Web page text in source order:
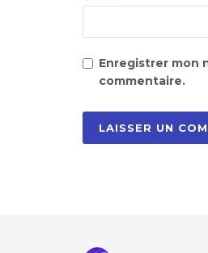
Enregistrer mon
commentaire.